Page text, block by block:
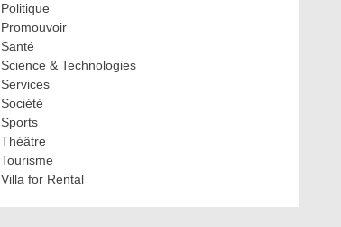
Politique
Promouvoir
Santé
Science & Technologies
Services
Société
Sports
Théâtre
Tourisme
Villa for Rental